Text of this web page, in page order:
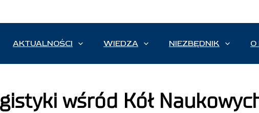
AKTUALNOŚCI WIEDZA NIEZBĘDNIK O
wśród Kół